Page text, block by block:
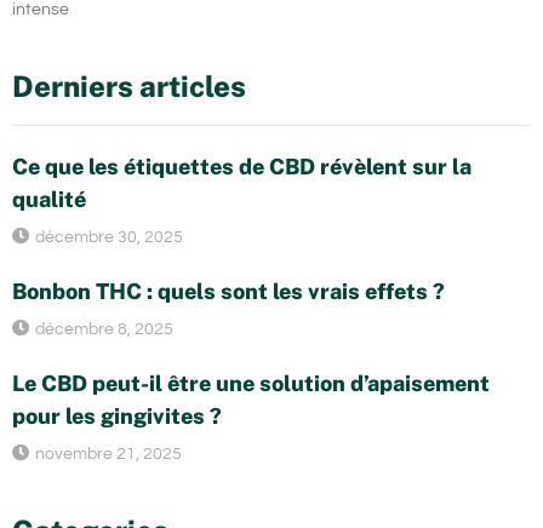
intense
Derniers articles
Ce que les étiquettes de CBD révèlent sur la
qualité
décembre 30, 2025
Bonbon THC : quels sont les vrais effets ?
décembre 8, 2025
Le CBD peut-il être une solution d’apaisement
pour les gingivites ?
novembre 21, 2025